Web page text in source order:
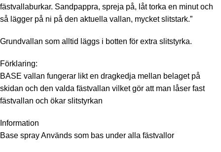
fästvallaburkar. Sandpappra, spreja på, låt torka en minut och
så lägger på ni på den aktuella vallan, mycket slitstark.”
Grundvallan som alltid läggs i botten för extra slitstyrka.
Förklaring:
BASE vallan fungerar likt en dragkedja mellan belaget på
skidan och den valda fästvallan vilket gör att man låser fast
fästvallan och ökar slitstyrkan
Information
Base spray Används som bas under alla fästvallor